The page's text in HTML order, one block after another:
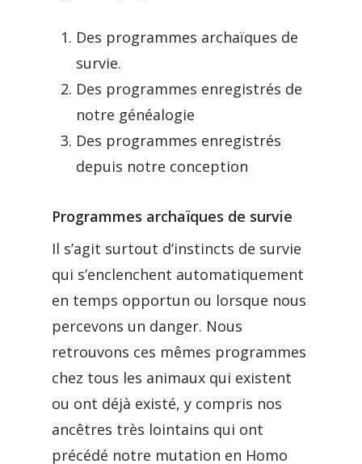
Des programmes archaïques de
survie.
Des programmes enregistrés de
notre généalogie
Des programmes enregistrés
depuis notre conception
Programmes archaïques de survie
Il s’agit surtout d’instincts de survie
qui s’enclenchent automatiquement
en temps opportun ou lorsque nous
percevons un danger. Nous
retrouvons ces mêmes programmes
chez tous les animaux qui existent
ou ont déjà existé, y compris nos
ancêtres très lointains qui ont
précédé notre mutation en Homo